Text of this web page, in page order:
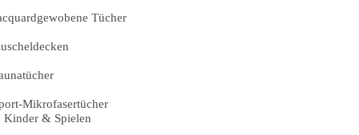
Tücher
Mikrofasertücher
Kinder & Spielen